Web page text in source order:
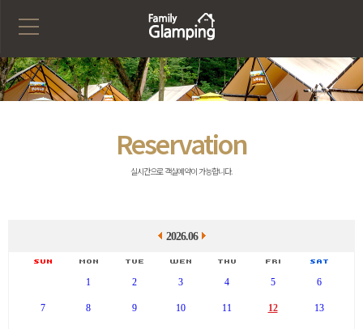
Reservation
실시간으로 객실예약이 가능합니다.
2026.06
1 2 3 4 5 6
7 8 9 10 11 12 13